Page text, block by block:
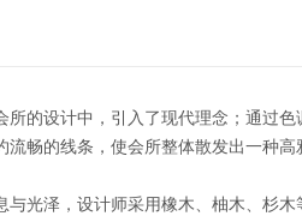
所的设计中，引入了现代理念；通过
流畅的线条，使会所整体散发出一种高
与光泽，设计师采用橡木、柚木、杉